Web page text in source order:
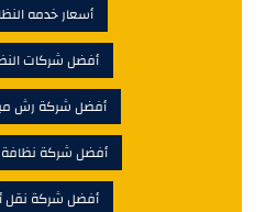
أسعار خدمه
أفضل شركات
أفضل شركة رش
أفضل شركة نظافة
أفضل شركة نقل